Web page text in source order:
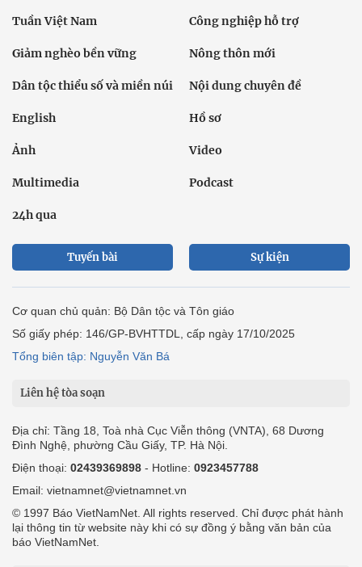
Tuần Việt Nam Công nghiệp hỗ trợ
Giảm nghèo bền vững Nông thôn mới
Dân tộc thiểu số và miền núi Nội dung chuyên đề
English Hồ sơ
Ảnh Video
Multimedia Podcast
24h qua
Tuyến bài Sự kiện
Cơ quan chủ quản: Bộ Dân tộc và Tôn giáo
Số giấy phép: 146/GP-BVHTTDL, cấp ngày 17/10/2025
Tổng biên tập: Nguyễn Văn Bá
Liên hệ tòa soạn
Địa chỉ: Tầng 18, Toà nhà Cục Viễn thông (VNTA), 68 Dương
Đình Nghệ, phường Cầu Giấy, TP. Hà Nội.
Điện thoại: 02439369898 - Hotline: 0923457788
Email: vietnamnet@vietnamnet.vn
© 1997 Báo VietNamNet. All rights reserved. Chỉ được phát hành
lại thông tin từ website này khi có sự đồng ý bằng văn bản của
báo VietNamNet.